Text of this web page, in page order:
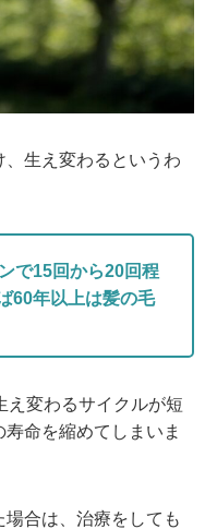
生え変わるというわ
で15回から20回程
60年以上は髪の毛
え変わるサイクルが短
命を縮めてしまいま
合は、治療をしても